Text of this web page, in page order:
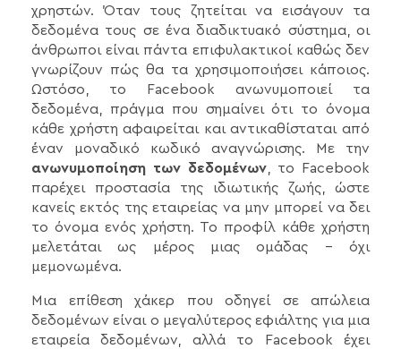
χρηστών. Όταν τους ζητείται να εισάγουν τα
δεδομένα τους σε ένα διαδικτυακό σύστημα, οι
άνθρωποι είναι πάντα επιφυλακτικοί καθώς δεν
γνωρίζουν πώς θα τα χρησιμοποιήσει κάποιος.
Ωστόσο, το Facebook ανωνυμοποιεί τα
δεδομένα, πράγμα που σημαίνει ότι το όνομα
κάθε χρήστη αφαιρείται και αντικαθίσταται από
έναν μοναδικό κωδικό αναγνώρισης. Με την
ανωνυμοποίηση των δεδομένων, το Facebook
παρέχει προστασία της ιδιωτικής ζωής, ώστε
κανείς εκτός της εταιρείας να μην μπορεί να δει
το όνομα ενός χρήστη. Το προφίλ κάθε χρήστη
μελετάται ως μέρος μιας ομάδας - όχι
μεμονωμένα.
Μια επίθεση χάκερ που οδηγεί σε απώλεια
δεδομένων είναι ο μεγαλύτερος εφιάλτης για μια
εταιρεία δεδομένων, αλλά το Facebook έχει